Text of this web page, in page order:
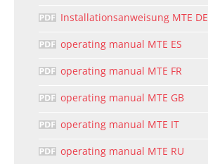
Installationsanweisung MTE DE
operating manual MTE ES
operating manual MTE FR
operating manual MTE GB
operating manual MTE IT
operating manual MTE RU